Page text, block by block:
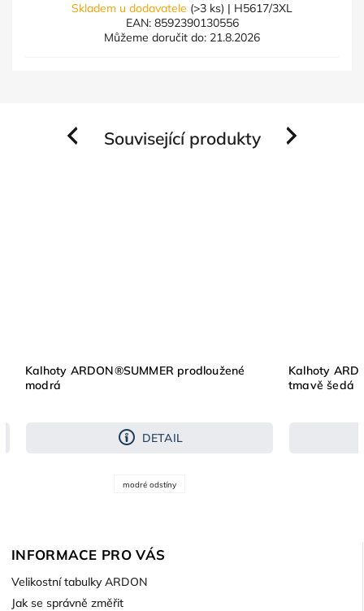
Skladem u dodavatele (>3 ks) | H5617/3XL
EAN: 8592390130556
Můžeme doručit do: 21.8.2026
Související produkty
Previous
Kalhoty ARDON®SUMMER prodloužené
modrá
DETAIL
modré odstíny
Kalhoty
tmavě šedá
Next
INFORMACE PRO VÁS
Velikostní tabulky ARDON
Jak se správně změřit